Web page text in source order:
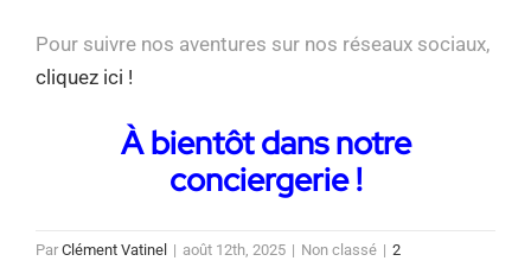
Pour suivre nos aventures sur nos réseaux sociaux,
cliquez ici !
À bientôt dans notre
conciergerie !
Par Clément Vatinel | août 12th, 2025 | Non classé | 2